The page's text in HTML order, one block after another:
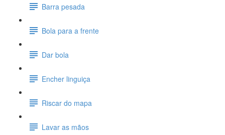
Barra pesada
Bola para a frente
Dar bola
Encher linguiça
Riscar do mapa
Lavar as mãos